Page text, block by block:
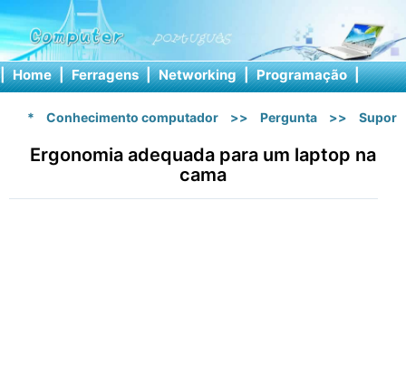
| Home | Ferragens | Networking | Programação |
* Conhecimento computador >> Pergunta >>
Ergonomia adequada para um laptop na
cama